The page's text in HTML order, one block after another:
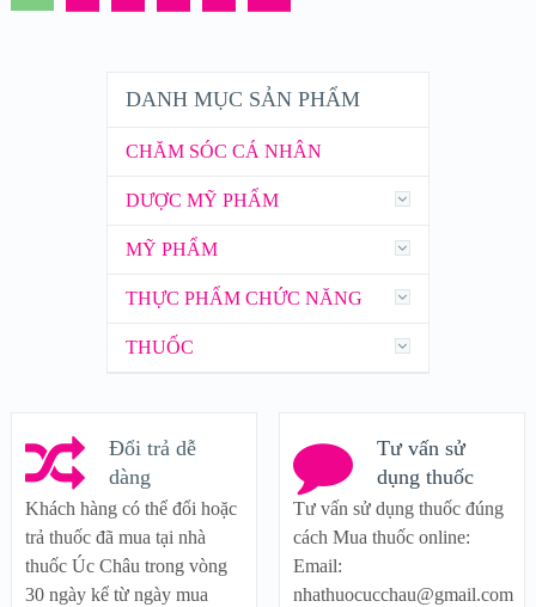
DANH MỤC SẢN PHẨM
CHĂM SÓC CÁ NHÂN
DƯỢC MỸ PHẨM
MỸ PHẨM
THỰC PHẨM CHỨC NĂNG
THUỐC
Đổi trả dễ
dàng
Khách hàng có thể đổi hoặc
trả thuốc đã mua tại nhà
thuốc Úc Châu trong vòng
30 ngày kể từ ngày mua
Tư vấn sử
dụng thuốc
Tư vấn sử dụng thuốc đúng
cách Mua thuốc online:
Email:
nhathuocucchau@gmail.com